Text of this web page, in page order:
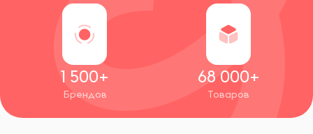
1 500+
Брендов
68 000+
Товаров